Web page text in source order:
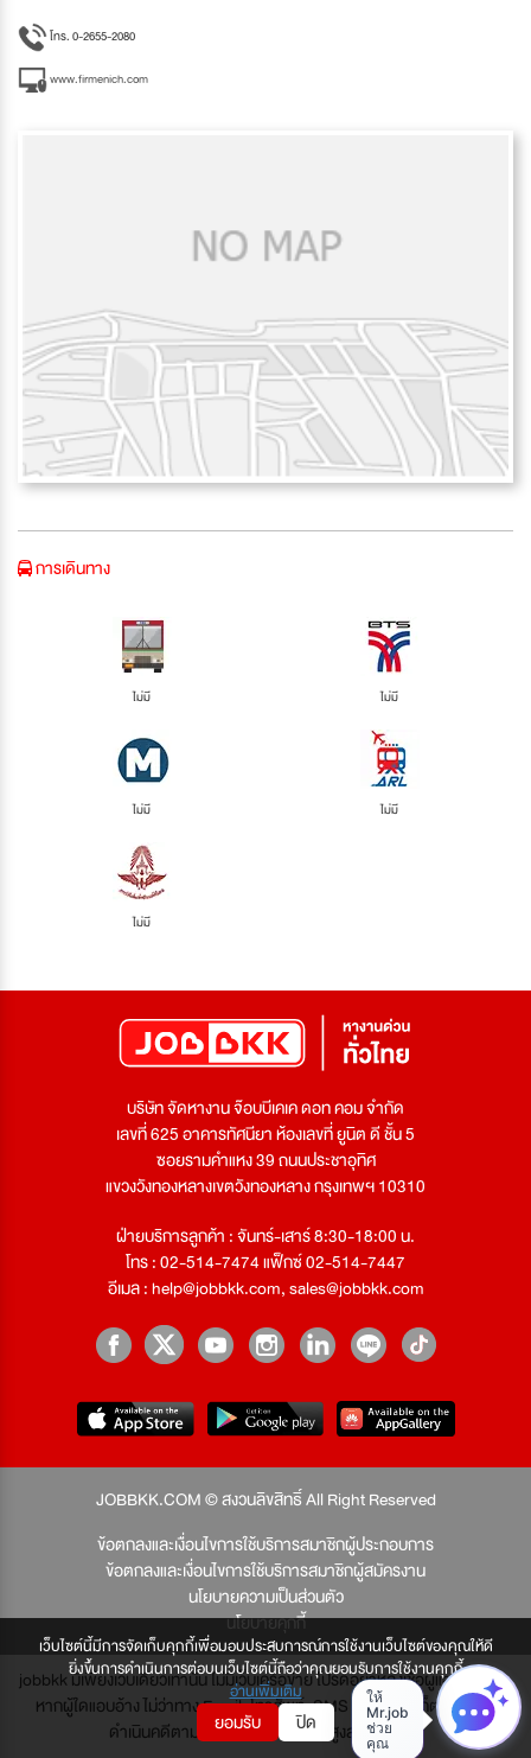
เว็บไซต์นี้มีการจัดเก็บคุกกี้เพื่อมอบประสบการณ์การใช้งานเว็บไซต์ของคุณให้ดี
ยิ่งขึ้นการดำเนินการต่อบนเว็บไซต์นี้ถือว่าคุณยอมรับการใช้งานคุกกี้
อ่านเพิ่มเติม
ยอมรับ ปิด
โทร. 0-2655-2080
www.firmenich.com
การเดินทาง
ไม่มี ไม่มี
ไม่มี ไม่มี
ไม่มี
บริษัท จัดหางาน จ๊อบบีเคเค ดอท คอม จำกัด
เลขที่ 625 อาคารทัศนียา ห้องเลขที่ ยูนิต ดี ชั้น 5
ซอยรามคำแหง 39 ถนนประชาอุทิศ
แขวงวังทองหลางเขตวังทองหลาง กรุงเทพฯ 10310
ฝ่ายบริการลูกค้า : จันทร์-เสาร์ 8:30-18:00 น.
โทร : 02-514-7474 แฟ็กซ์ 02-514-7447
อีเมล :help@jobbkk.com,sales@jobbkk.com
JOBBKK.COM © สงวนลิขสิทธิ์ All Right Reserved
ข้อตกลงและเงื่อนไขการใช้บริการสมาชิกผู้ประกอบการ
ข้อตกลงและเงื่อนไขการใช้บริการสมาชิกผู้สมัครงาน
นโยบายความเป็นส่วนตัว
นโยบายคุกกี้
jobbkk มีเพียงเว็บเดียวเท่านั้น ไม่มีเว็บเครือข่าย โปรดอย่าหลงเชื่อผู้แอบอ้าง และ
หากผู้ใดแอบอ้าง ไม่ว่าทาง Email, โทรศัพท์, SMS หรือทางใดก็ตาม จะถูก
ดำเนินคดีตามที่กฎหมายบัญญัติไว้สูงสุด